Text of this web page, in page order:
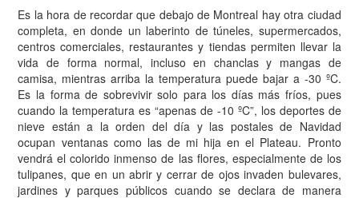
Es la hora de recordar que debajo de Montreal hay otra ciudad
completa, en donde un laberinto de túneles, supermercados,
centros comerciales, restaurantes y tiendas permiten llevar la
vida de forma normal, incluso en chanclas y mangas de
camisa, mientras arriba la temperatura puede bajar a -30 ºC.
Es la forma de sobrevivir solo para los días más fríos, pues
cuando la temperatura es “apenas de -10 ºC”, los deportes de
nieve están a la orden del día y las postales de Navidad
ocupan ventanas como las de mi hija en el Plateau. Pronto
vendrá el colorido inmenso de las flores, especialmente de los
tulipanes, que en un abrir y cerrar de ojos invaden bulevares,
jardines y parques públicos cuando se declara de manera